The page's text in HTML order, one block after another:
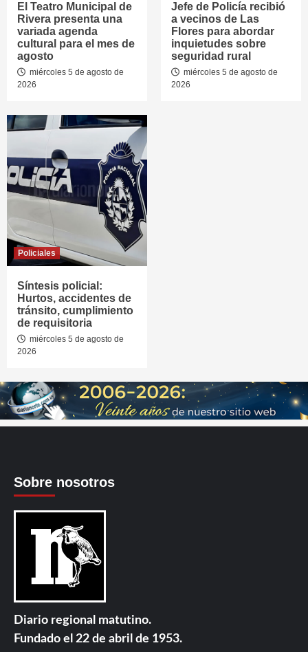
El Teatro Municipal de
Rivera presenta una
variada agenda
cultural para el mes de
agosto
miércoles 5 de agosto de
2026
Jefe de Policía recibió
a vecinos de Las
Flores para abordar
inquietudes sobre
seguridad rural
miércoles 5 de agosto de
2026
Policiales
Síntesis policial:
Hurtos, accidentes de
tránsito, cumplimiento
de requisitoria
miércoles 5 de agosto de
2026
Sobre nosotros
Diario regional matutino.
Fundado el 22 de abril de 1953.